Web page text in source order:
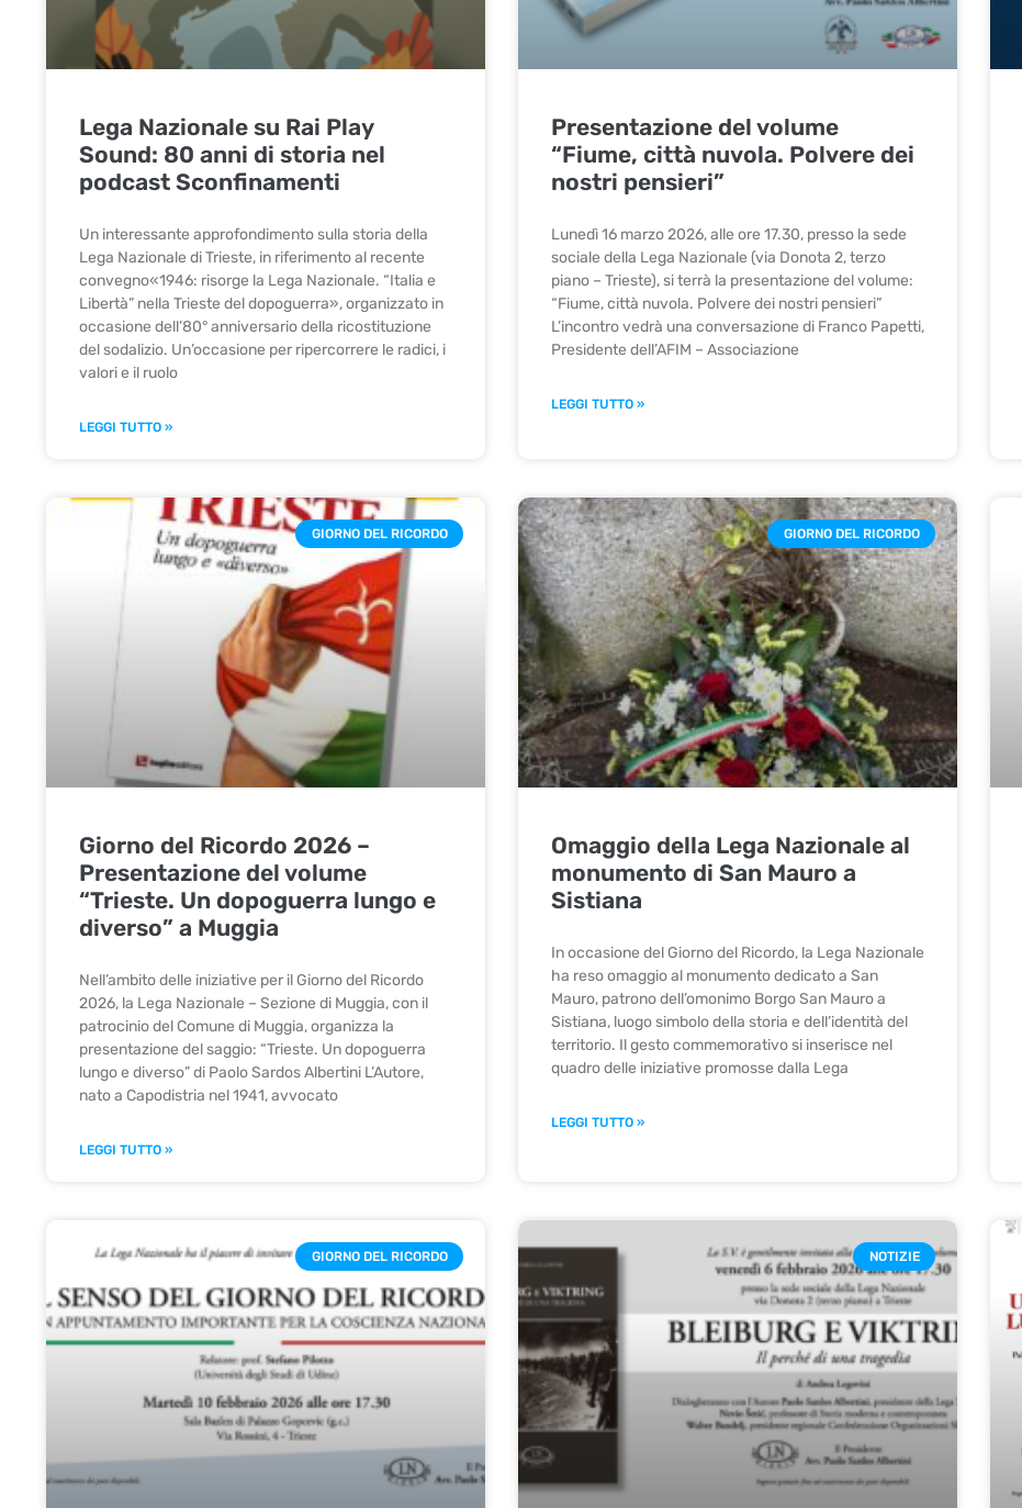
Lega Nazionale su Rai Play
Sound: 80 anni di storia nel
podcast Sconfinamenti
Un interessante approfondimento sulla storia della
Lega Nazionale di Trieste, in riferimento al recente
convegno«1946: risorge la Lega Nazionale. “Italia e
Libertà” nella Trieste del dopoguerra», organizzato in
occasione dell’80° anniversario della ricostituzione
del sodalizio. Un’occasione per ripercorrere le radici, i
valori e il ruolo
LEGGI TUTTO »
Presentazione del volume
“Fiume, città nuvola. Polvere dei
nostri pensieri”
Lunedì 16 marzo 2026, alle ore 17.30, presso la sede
sociale della Lega Nazionale (via Donota 2, terzo
piano – Trieste), si terrà la presentazione del volume:
“Fiume, città nuvola. Polvere dei nostri pensieri”
L’incontro vedrà una conversazione di Franco Papetti,
Presidente dell’AFIM – Associazione
LEGGI TUTTO »
GIORNO DEL RICORDO
Giorno del Ricordo 2026 –
Presentazione del volume
“Trieste. Un dopoguerra lungo e
diverso” a Muggia
Nell’ambito delle iniziative per il Giorno del Ricordo
2026, la Lega Nazionale – Sezione di Muggia, con il
patrocinio del Comune di Muggia, organizza la
presentazione del saggio: “Trieste. Un dopoguerra
lungo e diverso” di Paolo Sardos Albertini L’Autore,
nato a Capodistria nel 1941, avvocato
LEGGI TUTTO »
GIORNO DEL RICORDO
Omaggio della Lega Nazionale al
monumento di San Mauro a
Sistiana
In occasione del Giorno del Ricordo, la Lega Nazionale
ha reso omaggio al monumento dedicato a San
Mauro, patrono dell’omonimo Borgo San Mauro a
Sistiana, luogo simbolo della storia e dell’identità del
territorio. Il gesto commemorativo si inserisce nel
quadro delle iniziative promosse dalla Lega
LEGGI TUTTO »
GIORNO DEL RICORDO NOTIZIE